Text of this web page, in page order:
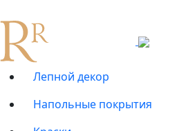
Лепной декор
Напольные покрытия